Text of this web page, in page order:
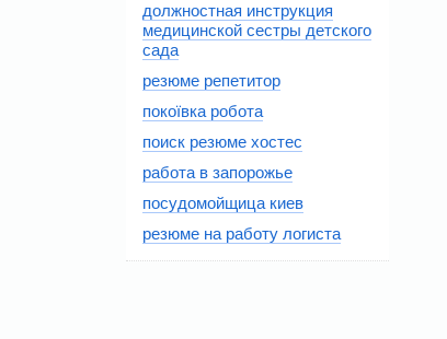
должностная инструкция
медицинской сестры детского
сада
резюме репетитор
покоївка робота
поиск резюме хостес
работа в запорожье
посудомойщица киев
резюме на работу логиста